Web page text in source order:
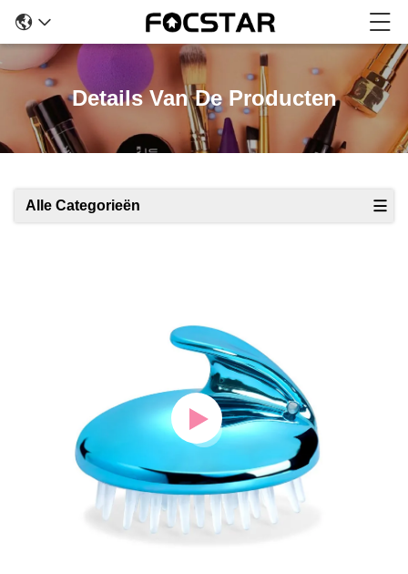
Details Van De Producten
Alle Categorieën